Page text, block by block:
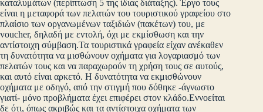
καταλυμάτων (περίπτωση 5 της ίδιας διάταξης). Έργο τους
είναι η μεταφορά των πελατών του τουριστικού γραφείου στο
πλαίσιο των οργανωμένων ταξιδιών (πακέτων) του, με
voucher, δηλαδή με εντολή, όχι με εκμίσθωση και την
αντίστοιχη σύμβαση.Τα τουριστικά γραφεία είχαν ανέκαθεν
τη δυνατότητα να μισθώνουν οχήματα για λογαριασμό των
πελατών τους και να παραχωρούν τη χρήση τους σε αυτούς,
και αυτό είναι αρκετό. Η δυνατότητα να εκμισθώνουν
οχήματα με οδηγό, από την στιγμή που δόθηκε -άγνωστο
γιατί- μόνο προβλήματα έχει επιφέρει στον κλάδο.Εννοείται
δε ότι, όπως ακριβώς και τα αντίστοιχα οχήματα των